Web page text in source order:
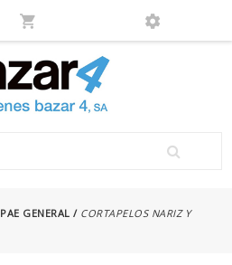
PAE GENERAL / CORTAPELOS NARIZ Y